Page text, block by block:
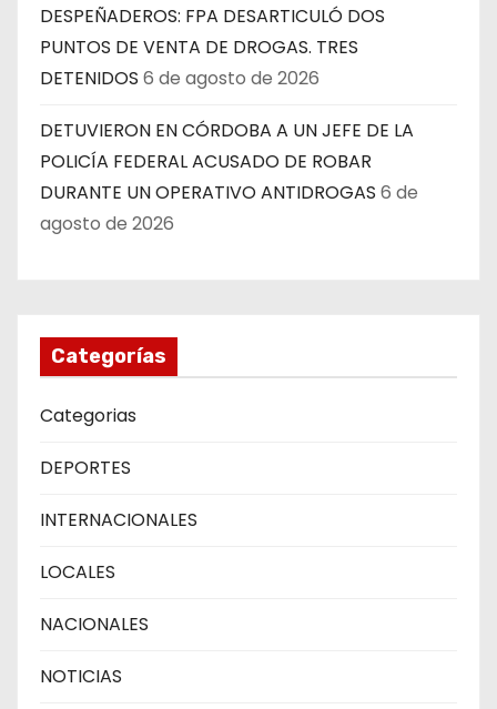
DESPEÑADEROS: FPA DESARTICULÓ DOS
PUNTOS DE VENTA DE DROGAS. TRES
DETENIDOS 6 de agosto de 2026
DETUVIERON EN CÓRDOBA A UN JEFE DE LA
POLICÍA FEDERAL ACUSADO DE ROBAR
DURANTE UN OPERATIVO ANTIDROGAS 6 de
agosto de 2026
Categorías
Categorias
DEPORTES
INTERNACIONALES
LOCALES
NACIONALES
NOTICIAS